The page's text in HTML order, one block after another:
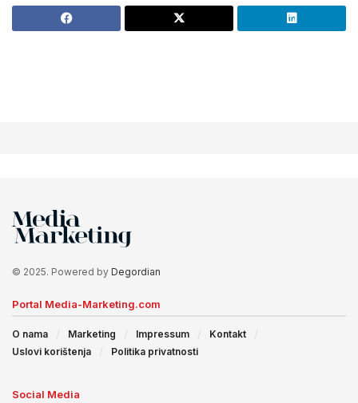
© 2025. Powered by Degordian
Portal Media-Marketing.com
O nama Marketing Impressum
Kontakt
Uslovi korištenja
Politika privatnosti
Social Media